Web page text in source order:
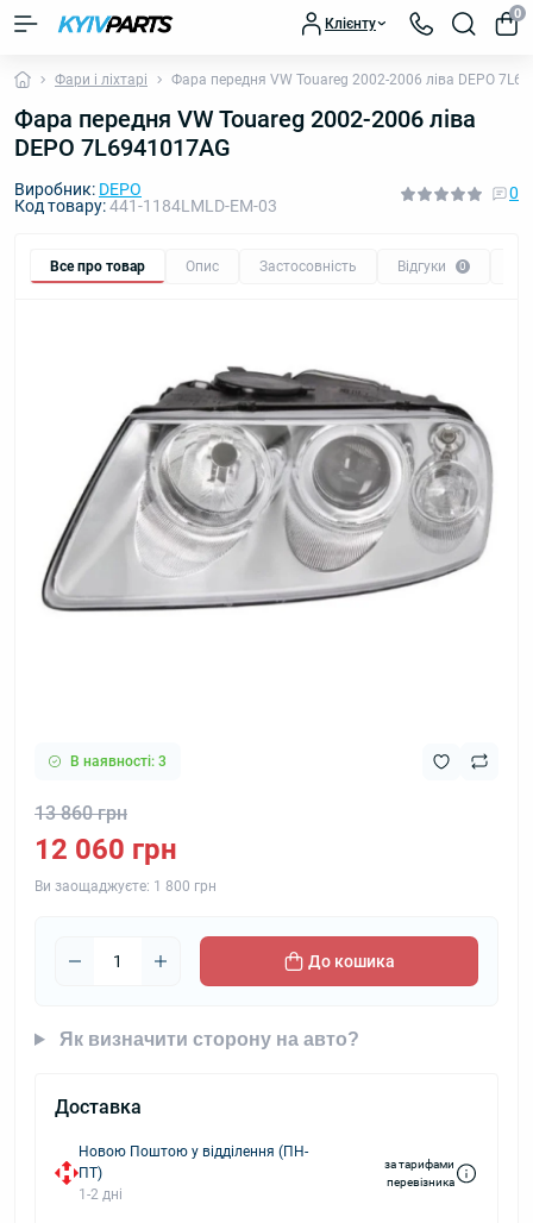
Клієнту
0
Фари і ліхтарі Фара передня VW Touareg 2002-2006 ліва DEPO
Фара передня VW Touareg 2002-2006 ліва
DEPO 7L6941017AG
Виробник: DEPO
Код товару:441-1184LMLD-EM-03
0
Все про товар Опис Застосовність Відгуки 0
В наявності: 3
13 860 грн
12 060 грн
Ви заощаджуєте: 1 800 грн
До кошика
Як визначити сторону на авто?
Доставка
Новою Поштою у відділення (ПН-
ПТ)
1-2 дні
за тарифами
перевізника